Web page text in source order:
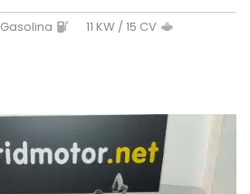
Gasolina
11 KW / 15 CV